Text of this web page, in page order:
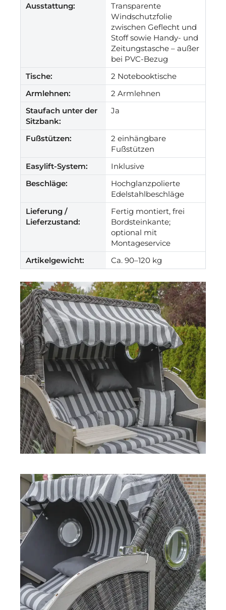
Ausstattung:
Transparente
Windschutzfolie
zwischen Geflecht und
Stoff sowie Handy- und
Zeitungstasche – außer
bei PVC-Bezug
Tische:
2 Notebooktische
Armlehnen:
2 Armlehnen
Staufach unter der
Sitzbank:
Ja
Fußstützen:
2 einhängbare
Fußstützen
Easylift-System:
Inklusive
Beschläge:
Hochglanzpolierte
Edelstahlbeschläge
Lieferung /
Lieferzustand:
Fertig montiert, frei
Bordsteinkante;
optional mit
Montageservice
Artikelgewicht:
Ca. 90–120 kg